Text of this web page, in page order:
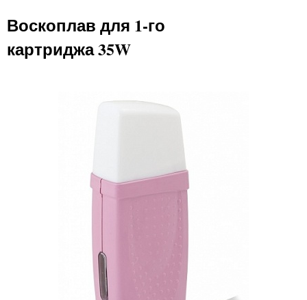
Воскоплав для 1-го
картриджа 35W